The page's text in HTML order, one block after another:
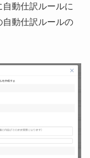
動仕訳ルールに
動仕訳ルールの